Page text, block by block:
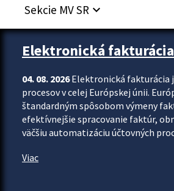
Sekcie MV SR keyboard_arrow_down
Zastavit automatický posun upútavok
Elektronická
04. 08. 2026Elektronická fakturácia
procesov v celej Európskej únii.
štandardným spôsobom výmeny
efektívnejšie spracovanie faktúr,
väčšiu automatizáciu účtovných
Viac